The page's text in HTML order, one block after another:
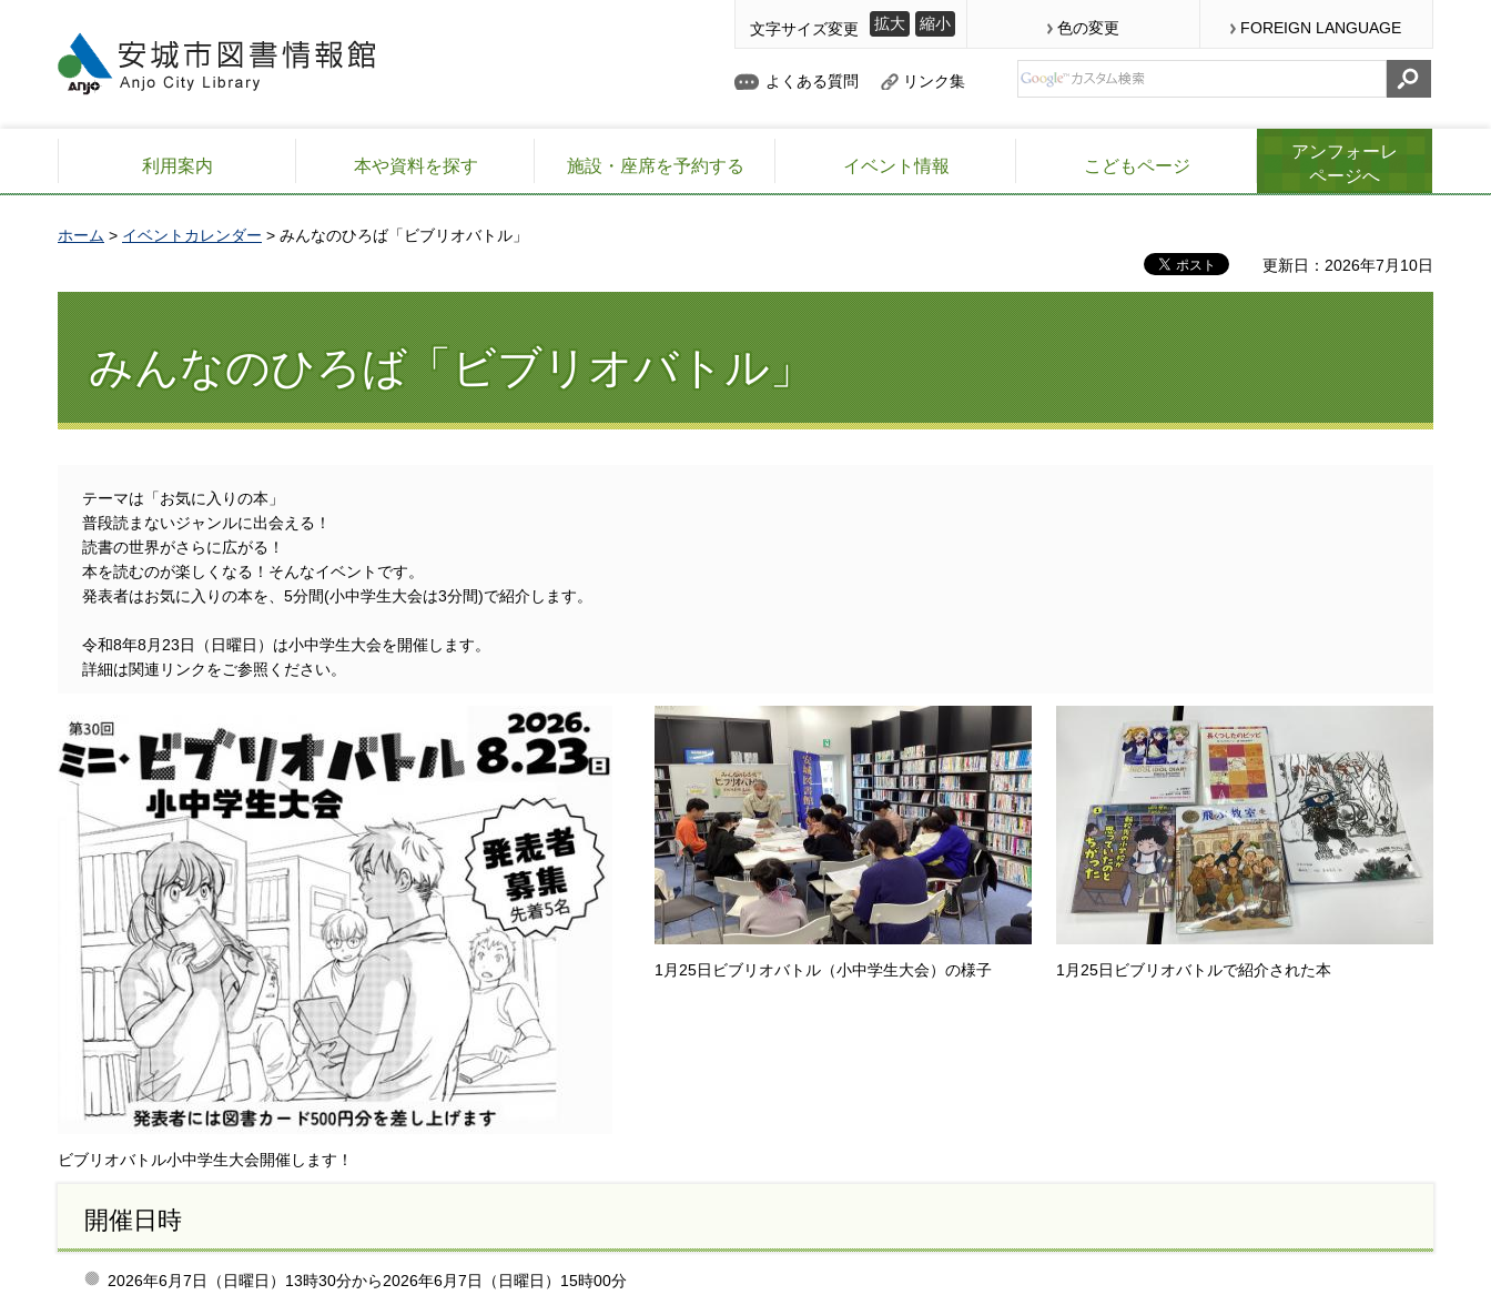
安城市図書情報館
文字サイズ変更 拡大 縮小 色の変更 FOREIGN LANGUAGE
よくある質問 リンク集
利用案内 本や資料を探す 施設・座席を予約する イベント情報 こどもページ
アンフォーレ
ページへ
ホーム > イベントカレンダー > みんなのひろば「ビブリオバトル」
更新日：2026年7月10日
みんなのひろば「ビブリオバトル」
テーマは「お気に入りの本」
普段読まないジャンルに出会える！
読書の世界がさらに広がる！
本を読むのが楽しくなる！そんなイベントです。
発表者はお気に入りの本を、5分間(小中学生大会は3分間)で紹介します。
令和8年8月23日（日曜日）は小中学生大会を開催します。
詳細は関連リンクをご参照ください。
ビブリオバトル小中学生大会開催します！
1月25日ビブリオバトル（小中学生大会）の様子 1月25日ビブリオバトルで紹介された本
開催日時
2026年6月7日（日曜日）13時30分から2026年6月7日（日曜日）15時00分